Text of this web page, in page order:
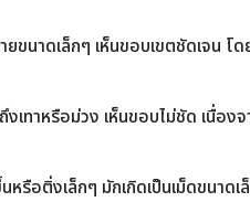
ขนาดเล็กๆ เห็นขอบเขตชัดเจน โ
ทาหรือม่วง เห็นขอบไม่ชัด เนื่อง
หรือติ่งเล็กๆ มักเกิดเป็นเม็ดขนาด